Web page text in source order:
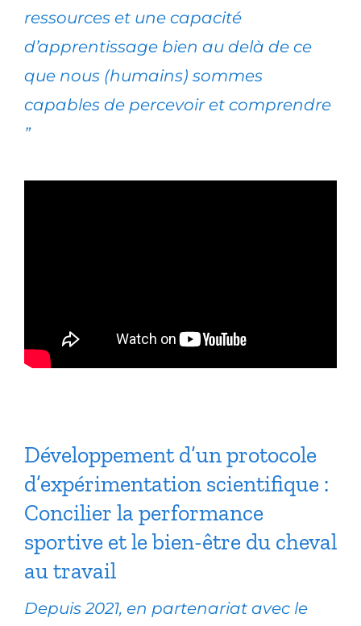
ressources et une capacité
d’apprentissage bien au delà de ce
que nous (humains) sommes
capables de percevoir et comprendre
”
Développement d’un protocole
d’expérimentation scientifique :
Concilier la performance
sportive et le bien-être du cheval
au travail
Depuis 2021, en partenariat avec le